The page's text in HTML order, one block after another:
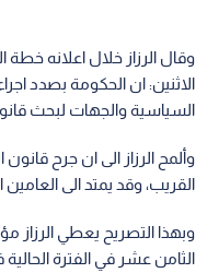
وقال الرزاز خلال اعلانه خطة
الاثنين: ان الحكومة بصدد
السياسية والجهات لبحث
وألمح الرزاز الى ان جرح
القريب، وقد يمتد الى العامين
وبهذا التصريح يعطي
الثامن عشر في الفترة